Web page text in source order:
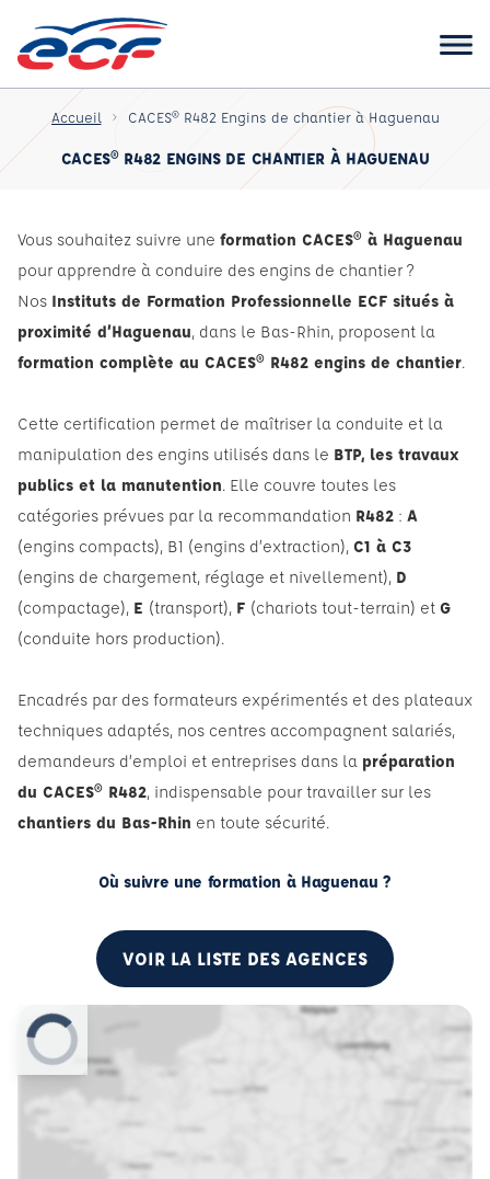
Accueil CACES® R482 Engins de chantier à Haguenau
CACES® R482 ENGINS DE CHANTIER À HAGUENAU
Vous souhaitez suivre une formation CACES® à Haguenau
pour apprendre à conduire des engins de chantier ?
Nos Instituts de Formation Professionnelle ECF situés à
proximité d’Haguenau, dans le Bas-Rhin, proposent la
formation complète au CACES® R482 engins de chantier.
Cette certification permet de maîtriser la conduite et la
manipulation des engins utilisés dans le BTP, les travaux
publics et la manutention. Elle couvre toutes les
catégories prévues par la recommandation R482 : A
(engins compacts), B1 (engins d’extraction), C1 à C3
(engins de chargement, réglage et nivellement), D
(compactage), E (transport), F (chariots tout-terrain) et G
(conduite hors production).
Encadrés par des formateurs expérimentés et des plateaux
techniques adaptés, nos centres accompagnent salariés,
demandeurs d’emploi et entreprises dans la préparation
du CACES® R482, indispensable pour travailler sur les
chantiers du Bas-Rhin en toute sécurité.
Où suivre une formation à Haguenau ?
VOIR LA LISTE DES AGENCES